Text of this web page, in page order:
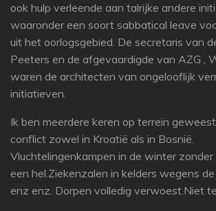
ook hulp verleende aan talrijke andere
waaronder een soort sabbatical leave
uit het oorlogsgebied. De secretaris van
Peeters en de afgevaardigde van AZG ,
waren de architecten van ongelooflijk
initiatieven.
Ik ben meerdere keren op terrein
conflict zowel in Kroatië als in Bosnië.
Vluchtelingenkampen in de winter
een hel.Ziekenzalen in kelders wegens
enz enz. Dorpen volledig verwoest.Niet